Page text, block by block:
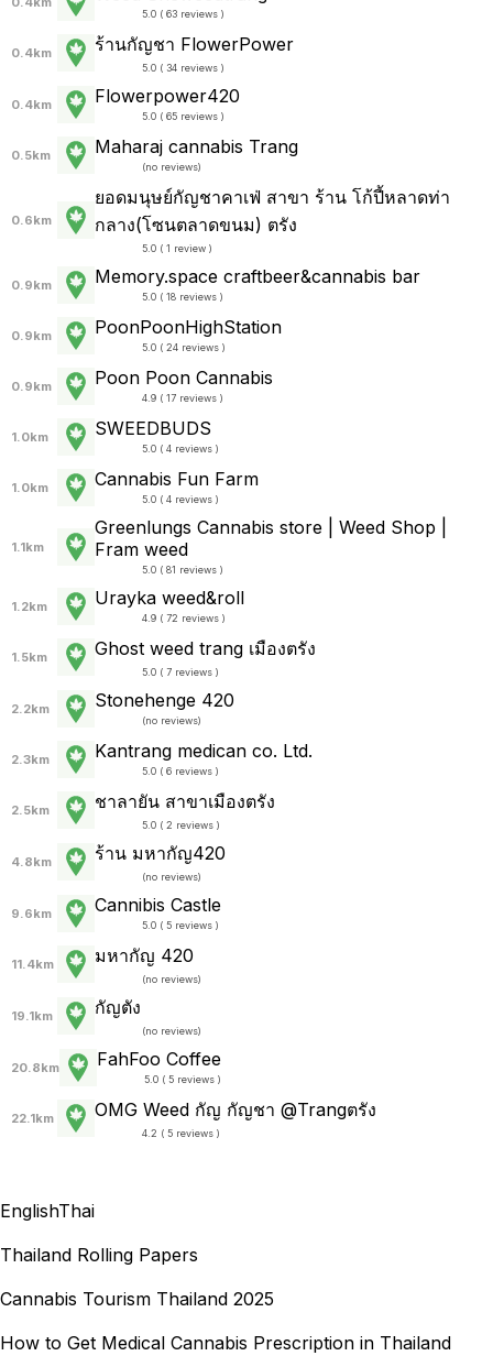
5.0 ( 63 reviews )
0.4km ร้านกัญชา FlowerPower
5.0 ( 34 reviews )
0.4km Flowerpower420
5.0 ( 65 reviews )
0.5km Maharaj cannabis Trang
(no reviews)
0.6km
ยอดมนุษย์กัญชาคาเฟ่ สาขา ร้าน โก้ปี้หลาดท่า
กลาง(โซนตลาดขนม) ตรัง
5.0 ( 1 review )
0.9km Memory.space craftbeer&cannabis bar
5.0 ( 18 reviews )
0.9km PoonPoonHighStation
5.0 ( 24 reviews )
0.9km Poon Poon Cannabis
4.9 ( 17 reviews )
1.0km SWEEDBUDS
5.0 ( 4 reviews )
1.0km Cannabis Fun Farm
5.0 ( 4 reviews )
1.1km
Greenlungs Cannabis store | Weed Shop |
Fram weed
5.0 ( 81 reviews )
1.2km Urayka weed&roll
4.9 ( 72 reviews )
1.5km Ghost weed trang เมืองตรัง
5.0 ( 7 reviews )
2.2km Stonehenge 420
(no reviews)
2.3km Kantrang medican co. Ltd.
5.0 ( 6 reviews )
2.5km ชาลายัน สาขาเมืองตรัง
5.0 ( 2 reviews )
4.8km ร้าน มหากัญ420
(no reviews)
9.6km Cannibis Castle
5.0 ( 5 reviews )
11.4km มหากัญ 420
(no reviews)
19.1km กัญตัง
(no reviews)
20.8km FahFoo Coffee
5.0 ( 5 reviews )
22.1km OMG Weed กัญ กัญชา @Trangตรัง
4.2 ( 5 reviews )
EnglishThai
Thailand Rolling Papers
Cannabis Tourism Thailand 2025
How to Get Medical Cannabis Prescription in Thailand